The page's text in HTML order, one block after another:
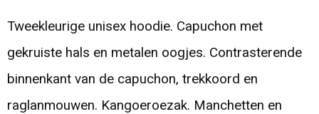
Tweekleurige unisex hoodie. Capuchon met
gekruiste hals en metalen oogjes. Contrasterende
binnenkant van de capuchon, trekkoord en
raglanmouwen. Kangoeroezak. Manchetten en